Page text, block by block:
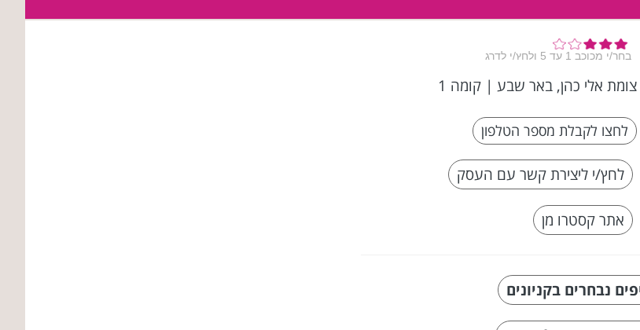
צומת אלי כהן, באר שבע | קומה 1
לחץ/י ליצירת קשר עם העסק
אתר קסטרו מן
נבחרים בקניונים